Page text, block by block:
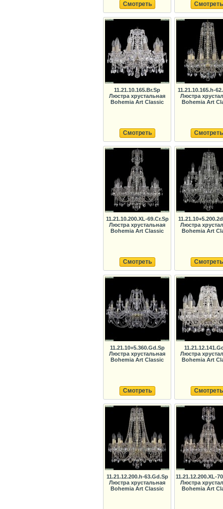
Смотреть Смотреть
11.21.10.165.Br.Sp
Люстра хрустальная
Bohemia Art Classic
Смотреть
11.21.10.165.h-
Люстра
Bohemia Art
Смотреть
11.21.10.200.XL-69.Cr.Sp
Люстра хрустальная
Bohemia Art Classic
Смотреть
Люстра
Bohemia Art
Смотреть
11.21.10+5.360.Gd.Sp
Люстра хрустальная
Bohemia Art Classic
Смотреть
Люстра
Bohemia Art
Смотреть
11.21.12.200.h-63.Gd.Sp
Люстра хрустальная
Bohemia Art Classic
11.21.12.200.XL-
Люстра
Bohemia Art